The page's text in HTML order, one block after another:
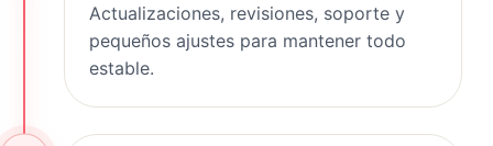
Actualizaciones, revisiones, soporte y
pequeños ajustes para mantener todo
estable.